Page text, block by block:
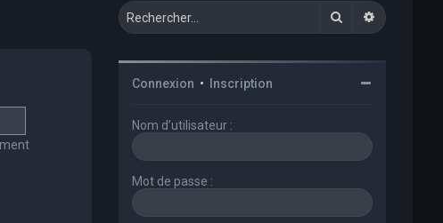
Rechercher
Connexion • Inscription
Nom d’utilisateur :
Mot de passe :